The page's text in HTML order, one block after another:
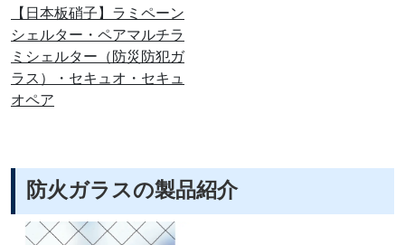
【日本板硝子】ラミペーン
シェルター・ペアマルチラ
ミシェルター（防災防犯ガ
ラス）・セキュオ・セキュ
オペア
防火ガラスの製品紹介